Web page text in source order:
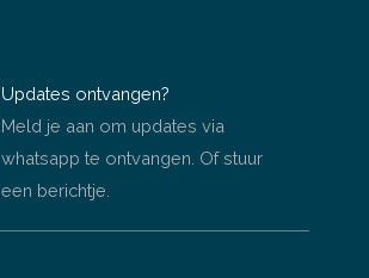
Updates ontvangen?
Meld je aan om updates via
whatsapp te ontvangen. Of stuur
een berichtje.